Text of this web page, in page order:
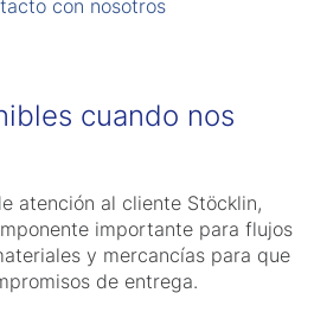
con nosotros
cuando nos
atención al cliente Stöcklin,
importante para flujos
y mercancías para que
de entrega.